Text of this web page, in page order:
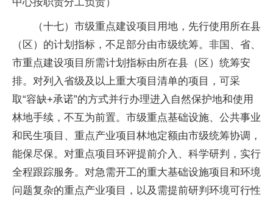
（十七）市级重点建设项目用地，先行使用所在县
（区）的计划指标，不足部分由市级统筹。非国、省、
市重点建设项目所需计划指标由所在县（区）统筹安
排。对列入省级及以上重大项目清单的项目，可采
取“容缺+承诺”的方式并行办理进入自然保护地和使用
林地手续，不互为前置。市级重点基础设施、公共事业
和民生项目、重点产业项目林地定额由市级统筹协调，
能保尽保。对重点项目环评提前介入、科学研判，实行
全程跟踪服务。对急需开工的重大基础设施项目和环境
问题复杂的重点产业项目，以及需提前研判环境可行性